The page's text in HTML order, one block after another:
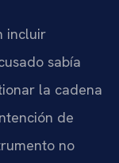
incluir
sabía
la cadena
de
no